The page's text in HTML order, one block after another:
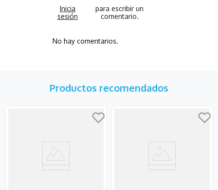
No hay comentarios.
Productos recomendados